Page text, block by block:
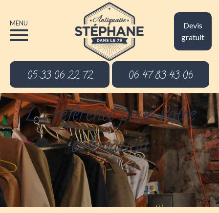
Devis
gratuit
MENU
05 33 06 22 72 06 47 83 43 06
La référence pour votre
estimation